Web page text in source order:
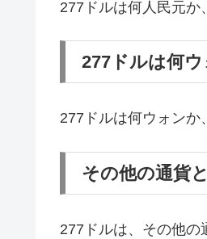
277ドルは何人民元か
277ドルは何ウ
277ドルは何ウォンか
その他の通貨
277ドルは、その他の